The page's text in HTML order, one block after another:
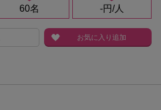
60名 -円/人
お気に入り追加